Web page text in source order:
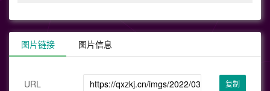
图片链接 图片信息
URL 复制